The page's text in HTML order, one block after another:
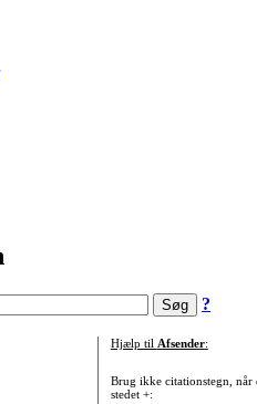
?
Hjælp til Afsender:
Brug ikke citationstegn, når
stedet +: